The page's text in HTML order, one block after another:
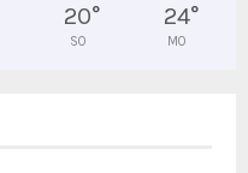
20°
SO
24°
MO